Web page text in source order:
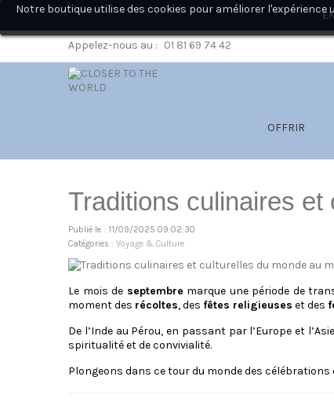
Appelez-nous au : 01 81 69 74 42
OFFRIR
Notre boutique utilise des cookies pour améliorer
Traditions culinaires
Publié le : 11/09/2025 09:02:30
Catégories : Voyage & Culture
Le mois de septembre marque une période de
moment des récoltes, des fêtes religieuses et des
De l’Inde au Pérou, en passant par l’Europe et
spiritualité et de convivialité.
Plongeons dans ce tour du monde des célébrations